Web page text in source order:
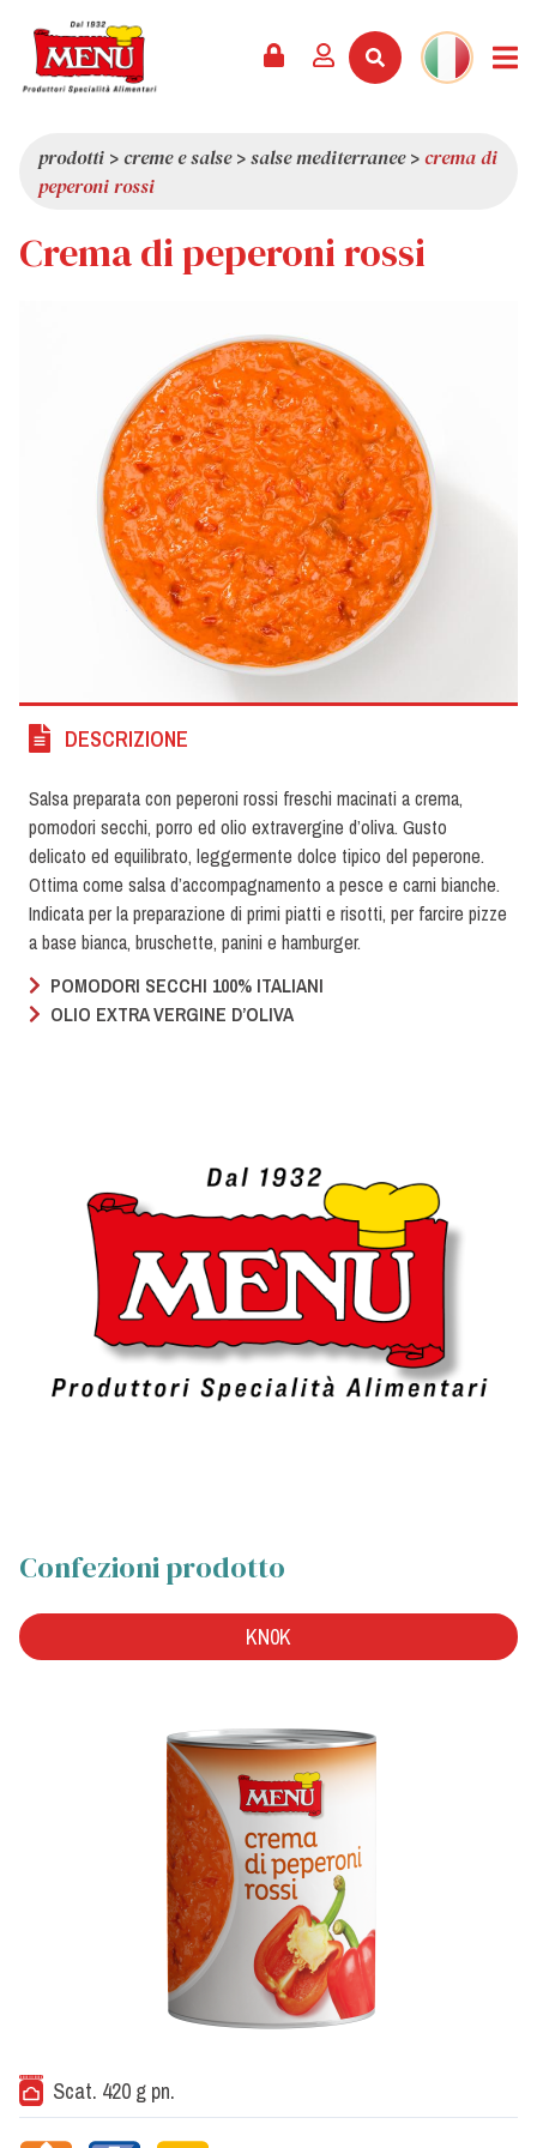
CATALOGO
SERVIZI
ULTIME NOVITÀ
PREMI
RASSEGNA STAMPA
CHI SIAMO
QUALITÀ
VALORI
LAVORA CON NOI
prodotti >creme e salse>salse mediterranee>crema di
peperoni rossi
Crema di peperoni rossi
DESCRIZIONE
Salsa preparata con peperoni rossi freschi macinati a crema,
pomodori secchi, porro ed olio extravergine d’oliva. Gusto
delicato ed equilibrato, leggermente dolce tipico del peperone.
Ottima come salsa d’accompagnamento a pesce e carni bianche.
Indicata per la preparazione di primi piatti e risotti, per farcire pizze
a base bianca, bruschette, panini e hamburger.
POMODORI SECCHI 100% ITALIANI
OLIO EXTRA VERGINE D’OLIVA
Confezioni prodotto
KN0K
Scat. 420 g pn.